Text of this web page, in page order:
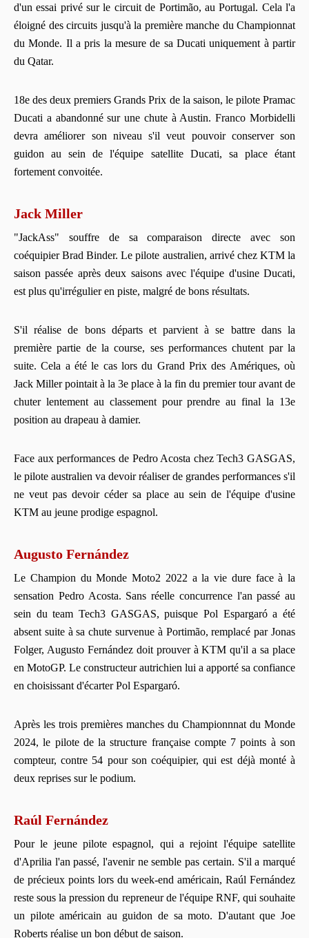
d'un essai privé sur le circuit de Portimão, au Portugal. Cela l'a
éloigné des circuits jusqu'à la première manche du Championnat
du Monde. Il a pris la mesure de sa Ducati uniquement à partir
du Qatar.
18e des deux premiers Grands Prix de la saison, le pilote Pramac
Ducati a abandonné sur une chute à Austin. Franco Morbidelli
devra améliorer son niveau s'il veut pouvoir conserver son
guidon au sein de l'équipe satellite Ducati, sa place étant
fortement convoitée.
Jack Miller
"JackAss" souffre de sa comparaison directe avec son
coéquipier Brad Binder. Le pilote australien, arrivé chez KTM la
saison passée après deux saisons avec l'équipe d'usine Ducati,
est plus qu'irrégulier en piste, malgré de bons résultats.
S'il réalise de bons départs et parvient à se battre dans la
première partie de la course, ses performances chutent par la
suite. Cela a été le cas lors du Grand Prix des Amériques, où
Jack Miller pointait à la 3e place à la fin du premier tour avant de
chuter lentement au classement pour prendre au final la 13e
position au drapeau à damier.
Face aux performances de Pedro Acosta chez Tech3 GASGAS,
le pilote australien va devoir réaliser de grandes performances s'il
ne veut pas devoir céder sa place au sein de l'équipe d'usine
KTM au jeune prodige espagnol.
Augusto Fernández
Le Champion du Monde Moto2 2022 a la vie dure face à la
sensation Pedro Acosta. Sans réelle concurrence l'an passé au
sein du team Tech3 GASGAS, puisque Pol Espargaró a été
absent suite à sa chute survenue à Portimão, remplacé par Jonas
Folger, Augusto Fernández doit prouver à KTM qu'il a sa place
en MotoGP. Le constructeur autrichien lui a apporté sa confiance
en choisissant d'écarter Pol Espargaró.
Après les trois premières manches du Championnnat du Monde
2024, le pilote de la structure française compte 7 points à son
compteur, contre 54 pour son coéquipier, qui est déjà monté à
deux reprises sur le podium.
Raúl Fernández
Pour le jeune pilote espagnol, qui a rejoint l'équipe satellite
d'Aprilia l'an passé, l'avenir ne semble pas certain. S'il a marqué
de précieux points lors du week-end américain, Raúl Fernández
reste sous la pression du repreneur de l'équipe RNF, qui souhaite
un pilote américain au guidon de sa moto. D'autant que Joe
Roberts réalise un bon début de saison.